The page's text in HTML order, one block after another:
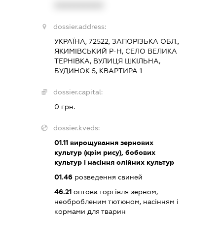
dossier.address:
УКРАЇНА, 72522, ЗАПОРІЗЬКА ОБЛ.,
ЯКИМІВСЬКИЙ Р-Н, СЕЛО ВЕЛИКА
ТЕРНІВКА, ВУЛИЦЯ ШКІЛЬНА,
БУДИНОК 5, КВАРТИРА 1
dossier.capital:
0 грн.
dossier.kveds:
01.11вирощування зернових
культур (крім рису), бобових
культур і насіння олійних культур
01.46розведення свиней
46.21оптова торгівля зерном,
необробленим тютюном, насінням і
кормами для тварин